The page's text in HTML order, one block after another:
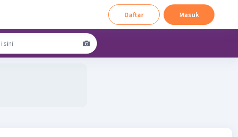
Daftar Masuk